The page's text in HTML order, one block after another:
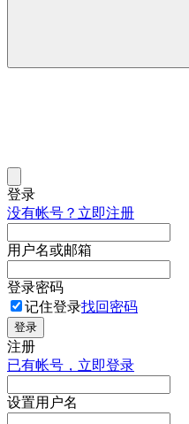
登录
没有帐号？立即注册
用户名或邮箱
登录密码
记住登录找回密码
登录
注册
已有帐号，立即登录
设置用户名